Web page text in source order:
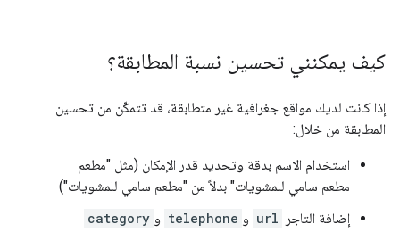
كيف يمكنني تحسين نسبة المطابقة؟
إذا كانت لديك مواقع جغرافية غير متطابقة، قد تتمكّن من تحسين
المطابقة من خلال:
استخدام الاسم بدقة وتحديد قدر الإمكان (مثل "مطعم
مطعم سامي للمشويات" بدلاً من "مطعم سامي للمشويات")
إضافة التاجر
url و telephone و category